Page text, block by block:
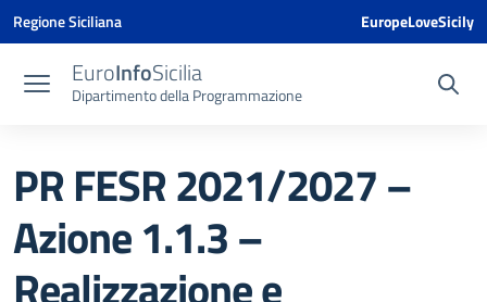
Vai ai contenuti
Vai al menu di navigazione
Vai al footer
Vai al banner delle Cookie Policy
Regione Siciliana EuropeLoveSicily
EuroInfoSicilia
Dipartimento della Programmazione
PR FESR 2021/2027 –
Azione 1.1.3 –